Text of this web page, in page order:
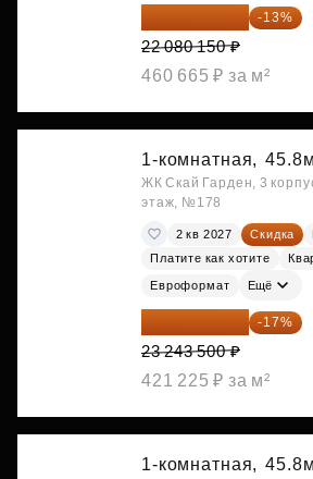
19 209 731 ₽ -13%
22 080 150 ₽
460 665 ₽ за м²
1-комнатная,
ЖК Скай Гарден, 3
этаж, №178
2 кв 2027 Скидка
Платите как хотите
Евроформат Ещё
19 292 105 ₽ -17%
23 243 500 ₽
421 225 ₽ за м²
1-комнатная,